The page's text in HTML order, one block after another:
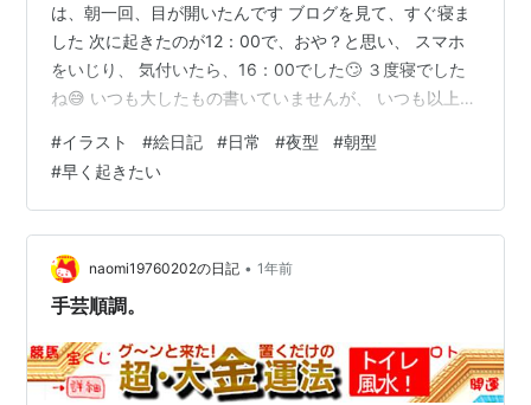
は、朝一回、目が開いたんです ブログを見て、すぐ寝ま
した 次に起きたのが12：00で、おや？と思い、 スマホ
をいじり、 気付いたら、16：00でした🙄 ３度寝でした
ね😅 いつも大したもの書いていませんが、 いつも以上に
りますが、いつもではないんです 前日にいつもより頑張
ったことをすると、こうなります 昨日は、LINEスタンプ
をお試しで作ったのですが、 半日ほどで40個のスタンプ
を生産しました🙃 先ほど、審査の結果がきて、 編集して
から再度リクエストしてくださいとのことでしたので 何
かと思…
#イラスト #絵日記 #日常 #夜型 #朝型
#早く起きたい
naomi19760202の日記 • 1年前
手芸順調。